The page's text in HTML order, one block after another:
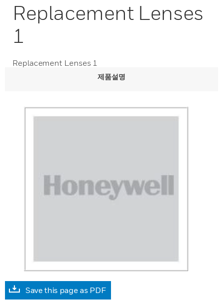
Replacement Lenses
1
Replacement Lenses 1
제품설명
Save this page as PDF